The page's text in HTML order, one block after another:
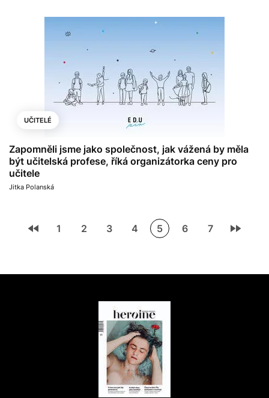
UČITELÉ
Zapomněli jsme jako společnost, jak vážená by měla
být učitelská profese, říká organizátorka ceny pro
učitele
Jitka Polanská
1 2 3 4 5 6 7